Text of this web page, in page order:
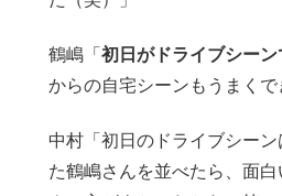
鶴嶋「 初日がドライブシーン
からの自宅シーンもうまくで
中村「初日のドライブシー
た鶴嶋さんを並べたら、面